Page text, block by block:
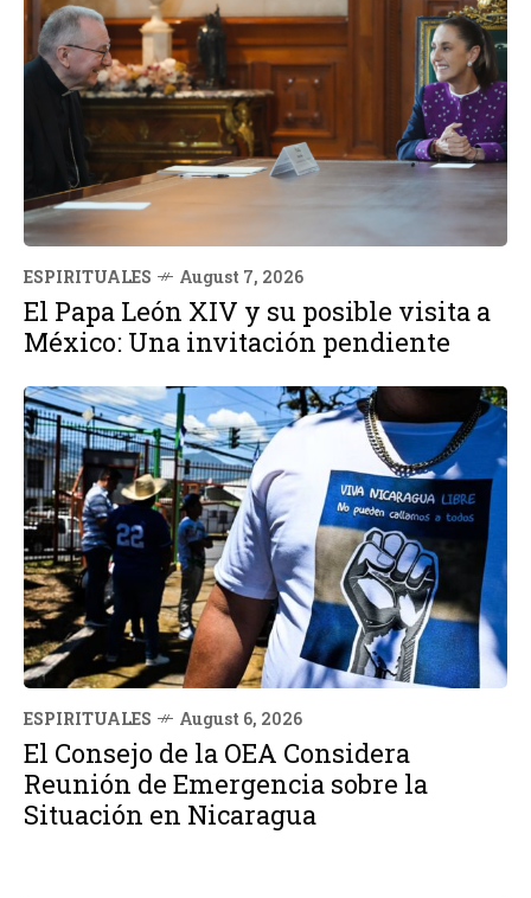
ESPIRITUALES August 7, 2026
El Papa León XIV y su posible visita a
México: Una invitación pendiente
ESPIRITUALES August 6, 2026
El Consejo de la OEA Considera
Reunión de Emergencia sobre la
Situación en Nicaragua